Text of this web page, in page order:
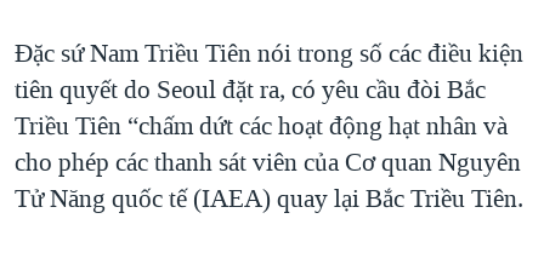
Đặc sứ Nam Triều Tiên nói trong số các điều kiện
tiên quyết do Seoul đặt ra, có yêu cầu đòi Bắc
Triều Tiên “chấm dứt các hoạt động hạt nhân và
cho phép các thanh sát viên của Cơ quan Nguyên
Tử Năng quốc tế (IAEA) quay lại Bắc Triều Tiên.